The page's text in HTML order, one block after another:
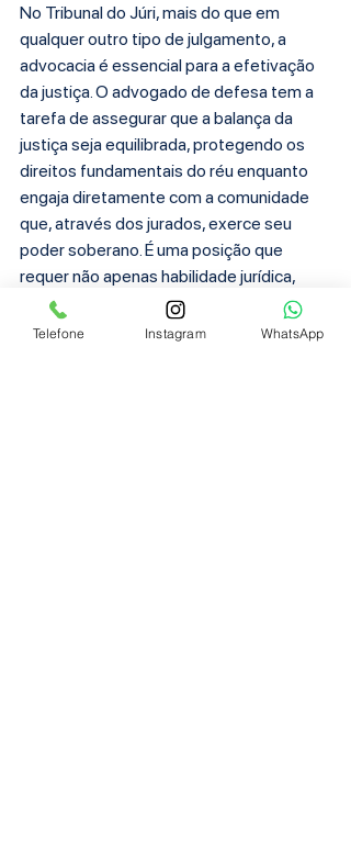
No Tribunal do Júri, mais do que em
qualquer outro tipo de julgamento, a
advocacia é essencial para a efetivação
da justiça. O advogado de defesa tem a
tarefa de assegurar que a balança da
justiça seja equilibrada, protegendo os
direitos fundamentais do réu enquanto
engaja diretamente com a comunidade
que, através dos jurados, exerce seu
poder soberano. É uma posição que
requer não apenas habilidade jurídica,
mas também um compromisso profundo
com os ideais de justiça e equidade. Ao
Telefone Instagram WhatsApp